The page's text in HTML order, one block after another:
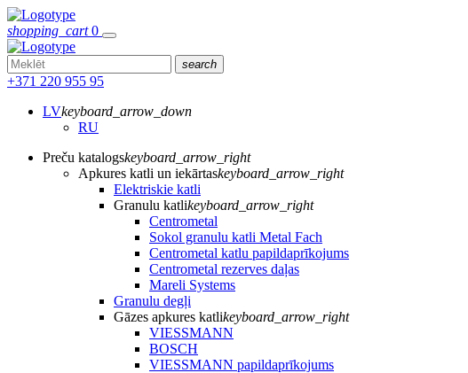
shopping_cart 0
search
+371 220 955 95
LVkeyboard_arrow_down
RU
Preču katalogskeyboard_arrow_right
Apkures katli un iekārtaskeyboard_arrow_right
Elektriskie katli
Granulu katlikeyboard_arrow_right
Centrometal
Sokol granulu katli Metal Fach
Centrometal katlu papildaprīkojums
Centrometal rezerves daļas
Mareli Systems
Granulu degļi
Gāzes apkures katlikeyboard_arrow_right
VIESSMANN
BOSCH
VIESSMANN papildaprīkojums